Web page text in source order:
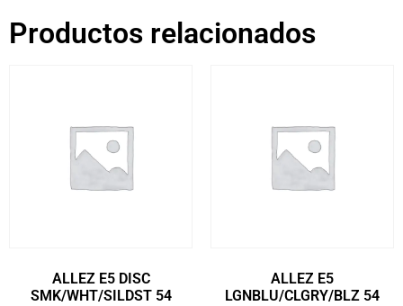
Productos relacionados
ALLEZ E5 DISC
SMK/WHT/SILDST 54
ALLEZ E5
LGNBLU/CLGRY/BLZ 54